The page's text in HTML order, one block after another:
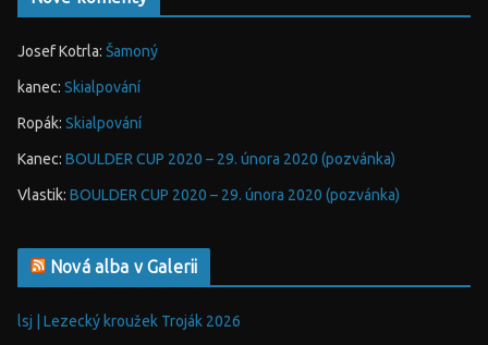
Josef Kotrla: Šamoný
kanec: Skialpování
Ropák: Skialpování
Kanec: BOULDER CUP 2020 – 29. února 2020 (pozvánka)
Vlastik: BOULDER CUP 2020 – 29. února 2020 (pozvánka)
Nová alba v Galerii
lsj | Lezecký kroužek Troják 2026